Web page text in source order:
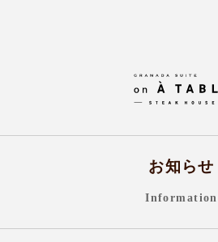
お知らせ
Information